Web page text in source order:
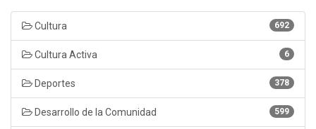
692
Cultura
6
Cultura Activa
378
Deportes
599
Desarrollo de la Comunidad